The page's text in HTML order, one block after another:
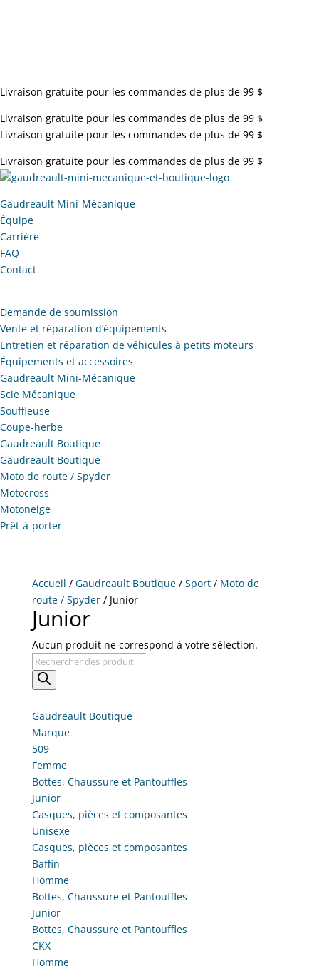
Livraison gratuite pour les commandes de plus de 99 $
Livraison gratuite pour les commandes de plus de 99 $
Livraison gratuite pour les commandes de plus de 99 $
Livraison gratuite pour les commandes de plus de 99 $
Gaudreault Mini-Mécanique
Équipe
Carrière
FAQ
Contact
Demande de soumission
Vente et réparation d’équipements
Entretien et réparation de véhicules à petits moteurs
Équipements et accessoires
Gaudreault Mini-Mécanique
Scie Mécanique
Souffleuse
Coupe-herbe
Gaudreault Boutique
Gaudreault Boutique
Moto de route / Spyder
Motocross
Motoneige
Prêt-à-porter
Accueil / Gaudreault Boutique/ Sport/ Moto de
route / Spyder/ Junior
Junior
Aucun produit ne correspond à votre sélection.
Recherche
de
produits
Gaudreault Boutique
Marque
509
Femme
Bottes, Chaussure et Pantouffles
Junior
Casques, pièces et composantes
Unisexe
Casques, pièces et composantes
Baffin
Homme
Bottes, Chaussure et Pantouffles
Junior
Bottes, Chaussure et Pantouffles
CKX
Homme